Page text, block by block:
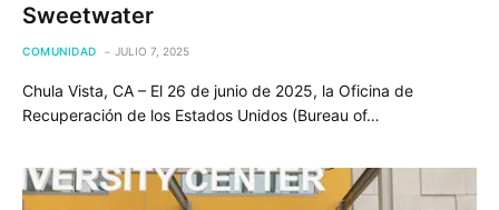
Sweetwater
COMUNIDAD JULIO 7, 2025
Chula Vista, CA – El 26 de junio de 2025, la Oficina de
Recuperación de los Estados Unidos (Bureau of…